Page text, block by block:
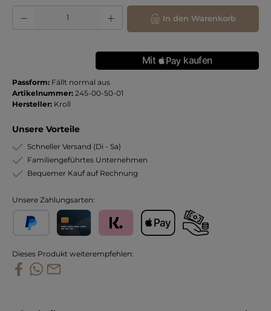
Produkt Anzahl: Gib den gewünschten Wert ein oder benutze die
In den Warenkorb
Passform: Fällt normal aus
Artikelnummer: 245-00-50-01
Hersteller: Kroll
Unsere Vorteile
Schneller Versand (Di - Sa)
Familiengeführtes Unternehmen
Bequemer Kauf auf Rechnung
Unsere Zahlungsarten:
Dieses Produkt weiterempfehlen: